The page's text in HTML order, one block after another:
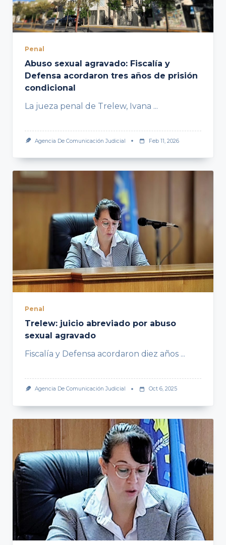
Penal
Abuso sexual agravado: Fiscalía y
Defensa acordaron tres años de prisión
condicional
La jueza penal de Trelew, Ivana ...
Agencia De Comunicación Judicial Feb 11, 2026
Penal
Trelew: juicio abreviado por abuso
sexual agravado
Fiscalía y Defensa acordaron diez años ...
Agencia De Comunicación Judicial Oct 6, 2025